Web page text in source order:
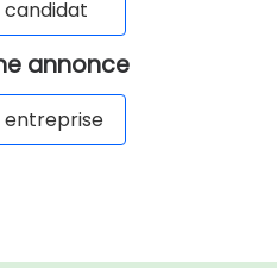
candidat
annonce
entreprise